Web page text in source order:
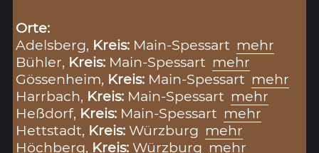
Orte:
Adelsberg, Kreis: Main-Spessart mehr
Bühler, Kreis: Main-Spessart mehr
Gössenheim, Kreis: Main-Spessart mehr
Harrbach, Kreis: Main-Spessart mehr
Heßdorf, Kreis: Main-Spessart mehr
Hettstadt, Kreis:Würzburg mehr
Höchberg, Kreis:Würzburg mehr